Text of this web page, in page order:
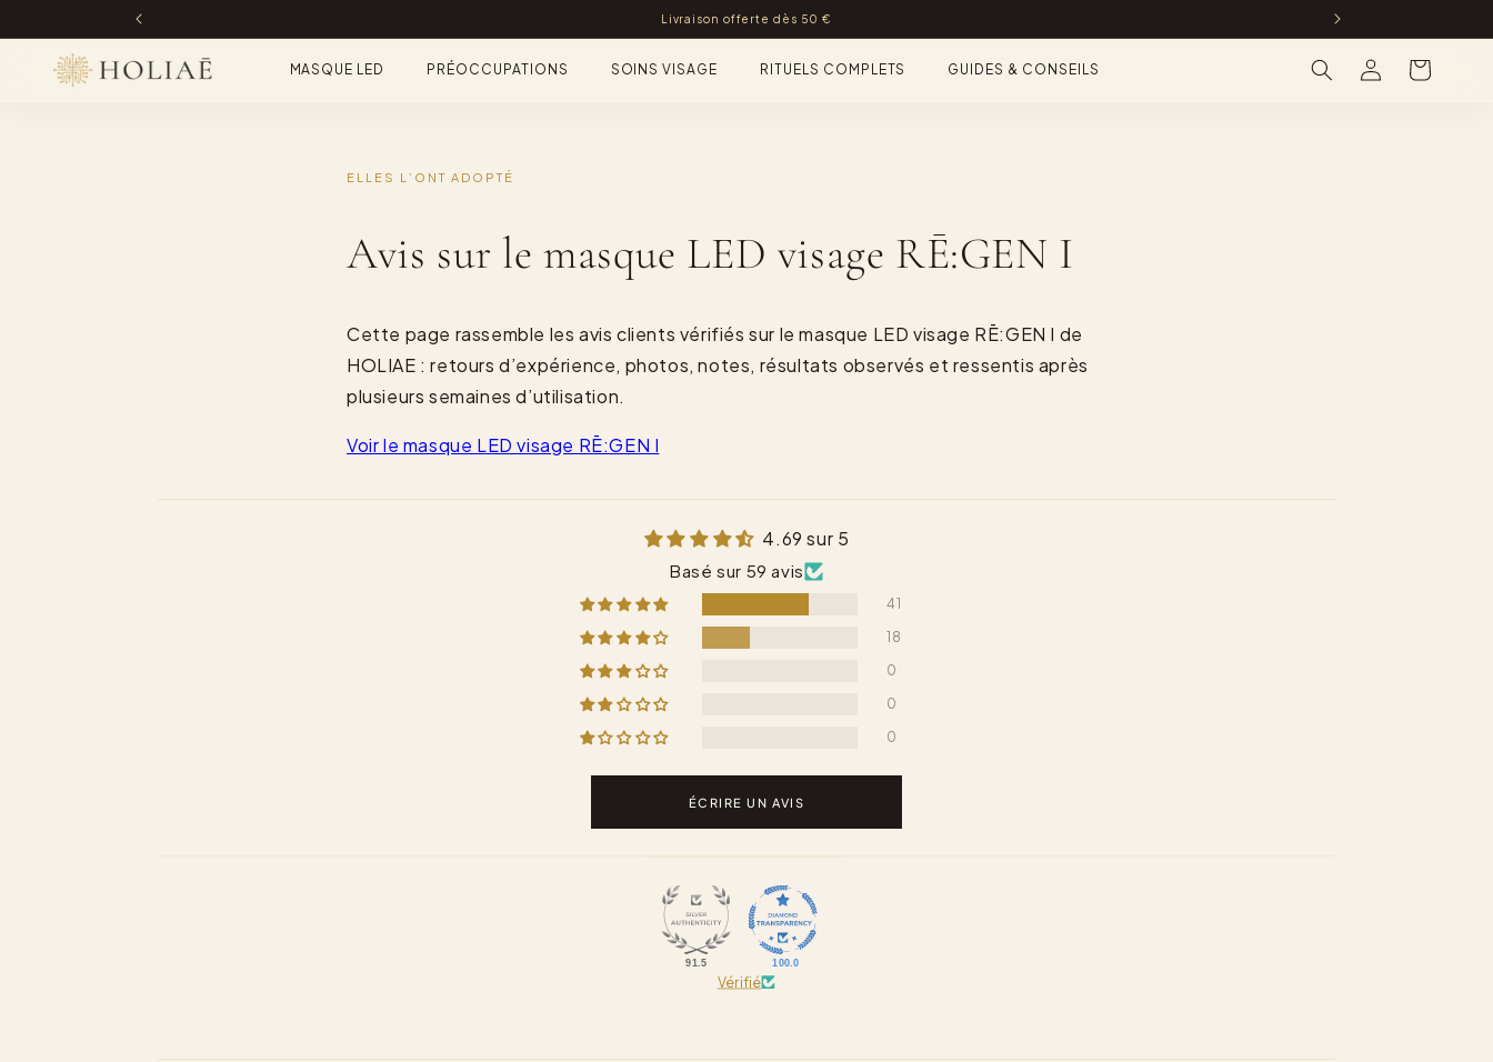
au
contenu
Livraison offerte dès 50 €
MASQUE LED PRÉOCCUPATIONS SOINS VISAGE RITUELS COMPLETS GUIDES & CONSEILS ConnexionPanier
ELLES L’ONT ADOPTÉ
Avis sur le masque LED visage RĒ:GEN I
Cette page rassemble les avis clients vérifiés sur le masque LED visage RĒ:GEN I de
HOLIAE : retours d’expérience, photos, notes, résultats observés et ressentis après
plusieurs semaines d’utilisation.
Voir le masque LED visage RĒ:GEN I
4.69 sur 5
Basé sur 59 avis
41
18
0
0
0
ÉCRIRE UN AVIS
91.5 100.0
Vérifié